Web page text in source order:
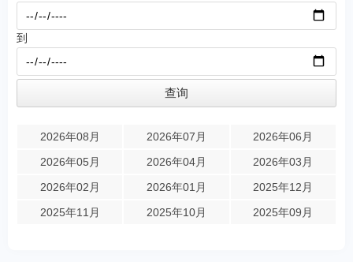
到
2026年08月 2026年07月
2026年06月
2026年05月
2026年04月
2026年03月
2026年02月
2026年01月
2025年12月
2025年11月
2025年10月 2025年09月